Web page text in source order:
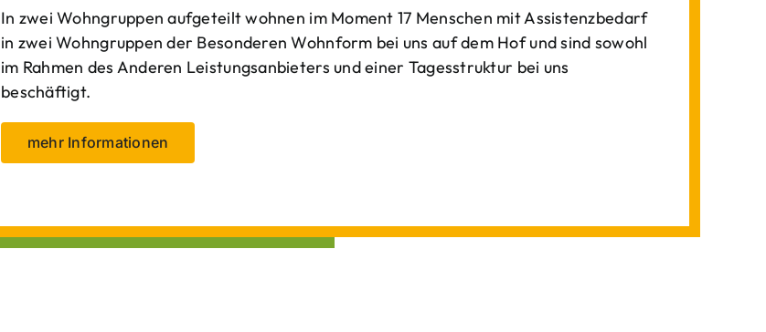
In zwei Wohngruppen aufgeteilt wohnen im Moment 17 Menschen mit Assistenzbedarf
in zwei Wohngruppen der Besonderen Wohnform bei uns auf dem Hof und sind sowohl
im Rahmen des Anderen Leistungsanbieters und einer Tagesstruktur bei uns
beschäftigt.
mehr Informationen